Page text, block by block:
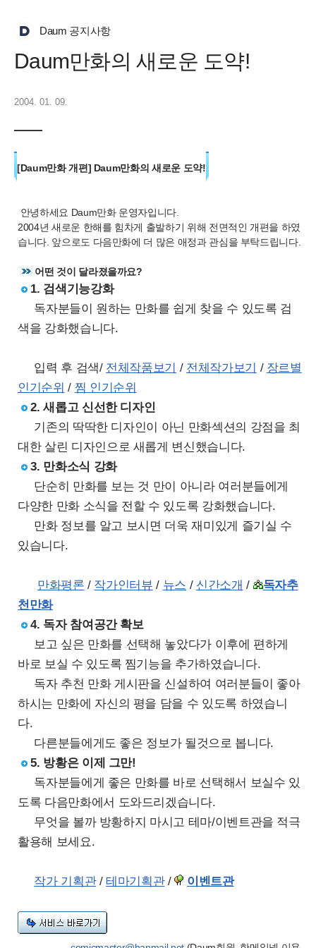
Daum 공지사항
Daum만화의 새로운 도약!
2004. 01. 09.
[Daum만화 개편] Daum만화의 새로운 도약!
안녕하세요 Daum만화 운영자입니다.
2004년 새로운 한해를 힘차게 출발하기 위해 전면적인 개편을 하였
습니다. 앞으로도 다음만화에 더 많은 애정과 관심을 부탁드립니다.
어떤 것이 달라졌을까요?
1. 검색기능강화
독자분들이 원하는 만화를 쉽게 찾을 수 있도록 검
색을 강화했습니다.
입력 후 검색/ 전체작품보기 / 전체작가보기 / 장르별
인기순위 / 찜 인기순위
2. 새롭고 신선한 디자인
기존의 딱딱한 디자인이 아닌 만화섹션의 강점을 최
대한 살린 디자인으로 새롭게 변신했습니다.
3. 만화소식 강화
단순히 만화를 보는 것 만이 아니라 여러분들에게
다양한 만화 소식을 전할 수 있도록 강화했습니다.
만화 정보를 알고 보시면 더욱 재미있게 즐기실 수
있습니다.
만화평론 / 작가인터뷰 / 뉴스 / 신간소개 /
독자추
천만화
4. 독자 참여공간 확보
보고 싶은 만화를 선택해 놓았다가 이후에 편하게
바로 보실 수 있도록 찜기능을 추가하였습니다.
독자 추천 만화 게시판을 신설하여 여러분들이 좋아
하시는 만화에 자신의 평을 담을 수 있도록 하였습니
다.
다른분들에게도 좋은 정보가 될것으로 봅니다.
5. 방황은 이제 그만!
독자분들에게 좋은 만화를 바로 선택해서 보실수 있
도록 다음만화에서 도와드리겠습니다.
무엇을 볼까 방황하지 마시고 테마/이벤트관을 적극
활용해 보세요.
작가 기획관/테마기획관/ 이벤트관